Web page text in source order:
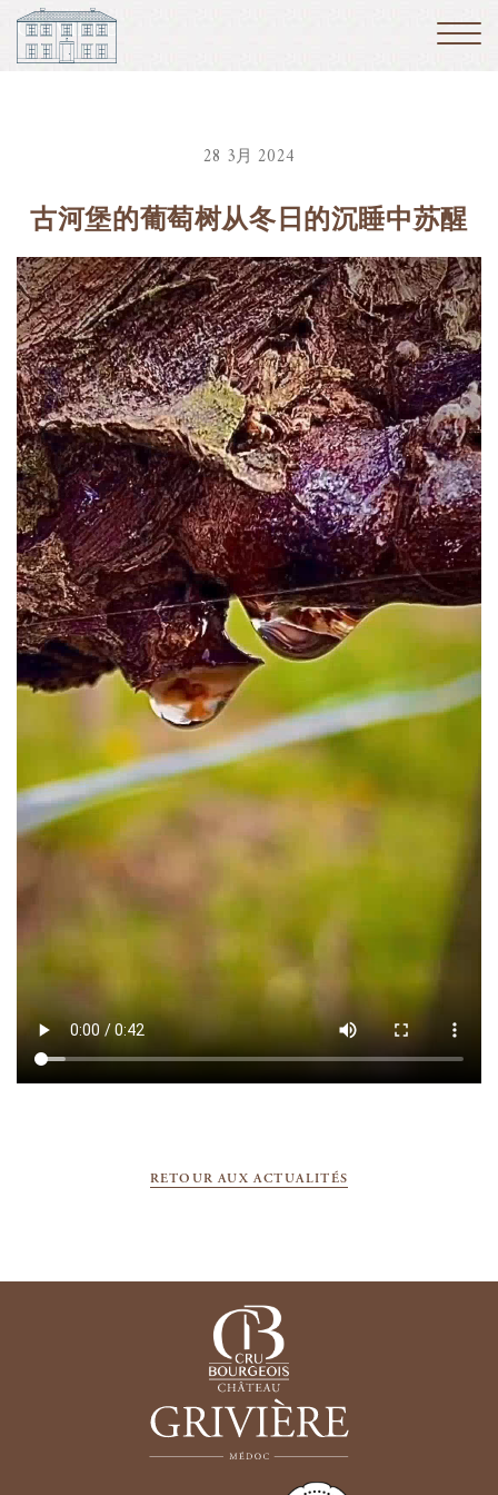
28 3月 2024
古河堡的葡萄树从冬日的沉睡中苏醒
RETOUR AUX ACTUALITÉS